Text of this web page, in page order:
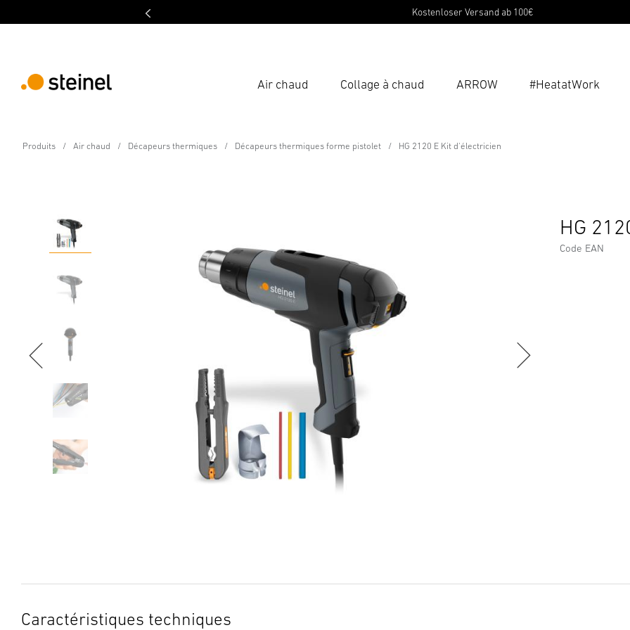
Kostenloser Versand ab 100€
Air chaud Collage à chaud ARROW #HeatatWork
Produits Air chaud Décapeurs thermiques Décapeurs thermiques forme pistolet HG 2120 E Kit d'électricien
HG
Code EAN
HG 2120 E Kit d'électricien
Caractéristiques techniques